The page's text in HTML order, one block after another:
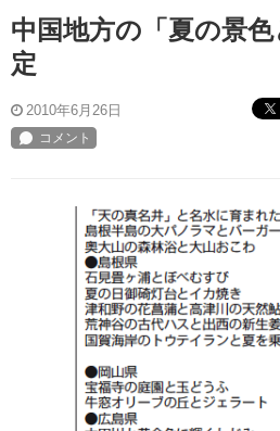
中国地方の「夏の景
定
2010年6月26日